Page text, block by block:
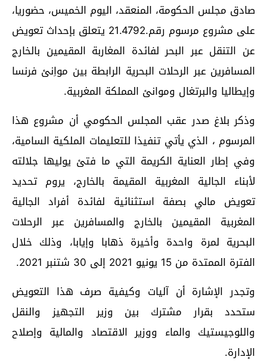
صادق مجلس الحكومة، المنعقد، اليوم الخميس، حضوريا،
على مشروع مرسوم رقم.21.4792 يتعلق بإحداث تعويض
عن التنقل عبر البحر لفائدة المغاربة المقيمين بالخارج
المسافرين عبر الرحلات البحرية الرابطة بين مواِنئ فرنسا
وإيطاليا والبرتغال وموانئ المملكة المغربية.
وذكر بلاغ صدر عقب المجلس الحكومي أن مشروع هذا
المرسوم ، الذي يأتي تنفيذا للتعليمات الملكية السامية،
وفي إطار العناية الكريمة التي ما فتئ يوليها جلالته
لأبناء الجالية المغربية المقيمة بالخارج، يروم تحديد
تعويض مالي بصفة استثنائية لفائدة أفراد الجالية
المغربية المقيمين بالخارج والمسافرين عبر الرحلات
البحرية لمرة واحدة وأخيرة ذهابا وإيابا، وذلك خلال
الفترة الممتدة من 15 يونيو 2021 إلى 30 شتنبر 2021.
وتجدر الإشارة أن آليات وكيفية صرف هذا التعويض
ستحدد بقرار مشترك بين وزير التجهيز والنقل
واللوجيستيك والماء ووزير الاقتصاد والمالية وإصلاح
الإدارة.